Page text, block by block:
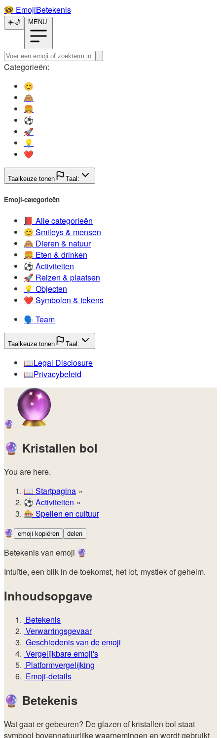
🤓️ EmojiBetekenis
☀️🌙 MENU
Categorieën:
😊️
🙈️
🍔️
⚽️
🚀️
💡️
❤️
Taalkeuze tonen Taal:
Emoji-categorieën
📕️ Alle categorieën
😊️ Smileys & mensen
🙈️ Dieren & natuur
🍔️ Eten & drinken
⚽️ Activiteiten
🚀️ Reizen & plaatsen
💡️ Objecten
❤️ Symbolen & tekens
🗣️ Team
Taalkeuze tonen Taal:
📖️Legal Disclosure
📖️Privacybeleid
🔮
🔮 Kristallen bol
You are here.
📖 Startpagina
⚽️ Activiteiten
🎰 Spellen en cultuur
🔮
emoji kopiëren delen
Betekenis van emoji 🔮
Intuïtie, een blik in de toekomst, het lot, mystiek of geheim.
Inhoudsopgave
Betekenis
Verwarringsgevaar
Geschiedenis van de emoji
Vergelijkbare emoji's
Platformvergelijking
Emoji-details
🔮 Betekenis
Wat gaat er gebeuren? De glazen of kristallen bol staat
symbool bovennatuurlijke waarnemingen en wordt gebruikt